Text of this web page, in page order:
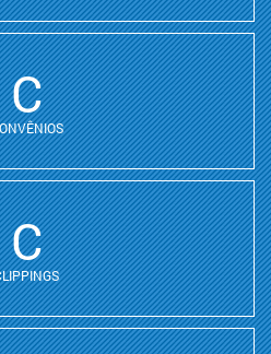
C
C